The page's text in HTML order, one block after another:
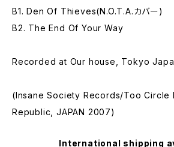
B1. Den Of Thieves(N.O.T.A.カバー)
B2. The End Of Your Way
Recorded at Our house, Tokyo
(Insane Society Records/Too Circle
Republic, JAPAN 2007)
International shipping